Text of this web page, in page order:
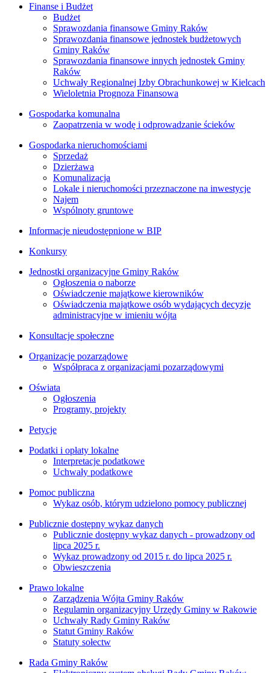
Finanse i Budżet
Budżet
Sprawozdania finansowe Gminy Raków
Sprawozdania finansowe jednostek budżetowych
Gminy Raków
Sprawozdania finansowe innych jednostek Gminy
Raków
Uchwały Regionalnej Izby Obrachunkowej w Kielcach
Wieloletnia Prognoza Finansowa
Gospodarka komunalna
Zaopatrzenia w wodę i odprowadzanie ścieków
Gospodarka nieruchomościami
Sprzedaż
Dzierżawa
Komunalizacja
Lokale i nieruchomości przeznaczone na inwestycje
Najem
Wspólnoty gruntowe
Informacje nieudostępnione w BIP
Konkursy
Jednostki organizacyjne Gminy Raków
Ogłoszenia o naborze
Oświadczenie majątkowe kierowników
Oświadczenia majątkowe osób wydających decyzje
administracyjne w imieniu wójta
Konsultacje społeczne
Organizacje pozarządowe
Współpraca z organizacjami pozarządowymi
Oświata
Ogłoszenia
Programy, projekty
Petycje
Podatki i opłaty lokalne
Interpretacje podatkowe
Uchwały podatkowe
Pomoc publiczna
Wykaz osób, którym udzielono pomocy publicznej
Publicznie dostępny wykaz danych
Publicznie dostępny wykaz danych - prowadzony od
lipca 2025 r.
Wykaz prowadzony od 2015 r. do lipca 2025 r.
Obwieszczenia
Prawo lokalne
Zarządzenia Wójta Gminy Raków
Regulamin organizacyjny Urzędy Gminy w Rakowie
Uchwały Rady Gminy Raków
Statut Gminy Raków
Statuty sołectw
Rada Gminy Raków